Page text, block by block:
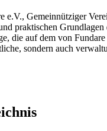
e.V., Gemeinnütziger
praktischen
die auf dem von
sondern auch